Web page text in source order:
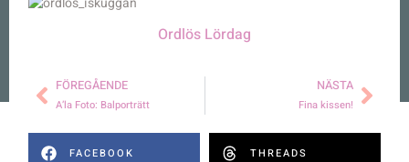
Ordlös Lördag
FÖREGÅENDE
A’la Foto: Balporträtt
NÄSTA
Fina kissen!
FACEBOOK THREADS